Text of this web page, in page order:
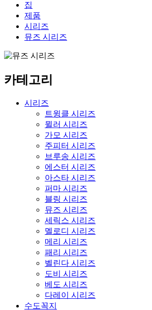
집
제품
시리즈
뮤즈 시리즈
카테고리
시리즈
트윙클 시리즈
뮐러 시리즈
가모 시리즈
주피터 시리즈
브루송 시리즈
에스터 시리즈
아스타 시리즈
퍼마 시리즈
블링 시리즈
뮤즈 시리즈
세릭스 시리즈
멜로디 시리즈
메리 시리즈
패리 시리즈
벨린다 시리즈
도비 시리즈
베도 시리즈
다레이 시리즈
수도꼭지